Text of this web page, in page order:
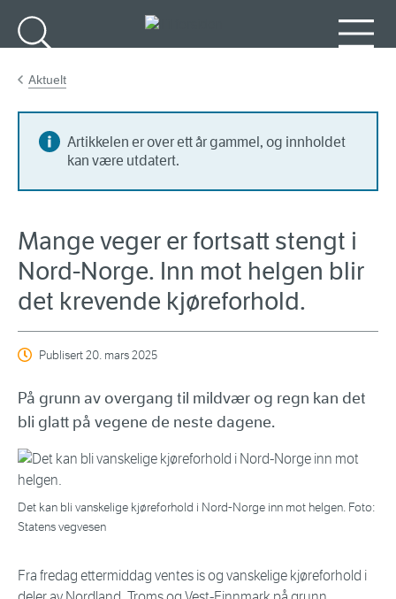
Aktuelt
Artikkelen er over ett år gammel, og innholdet
kan være utdatert.
Mange veger er fortsatt stengt i
Nord-Norge. Inn mot helgen blir
det krevende kjøreforhold.
Publisert20. mars 2025
På grunn av overgang til mildvær og regn kan det
bli glatt på vegene de neste dagene.
Det kan bli vanskelige kjøreforhold i Nord-Norge inn mot helgen. Foto:
Statens vegvesen
Fra fredag ettermiddag ventes is og vanskelige kjøreforhold i